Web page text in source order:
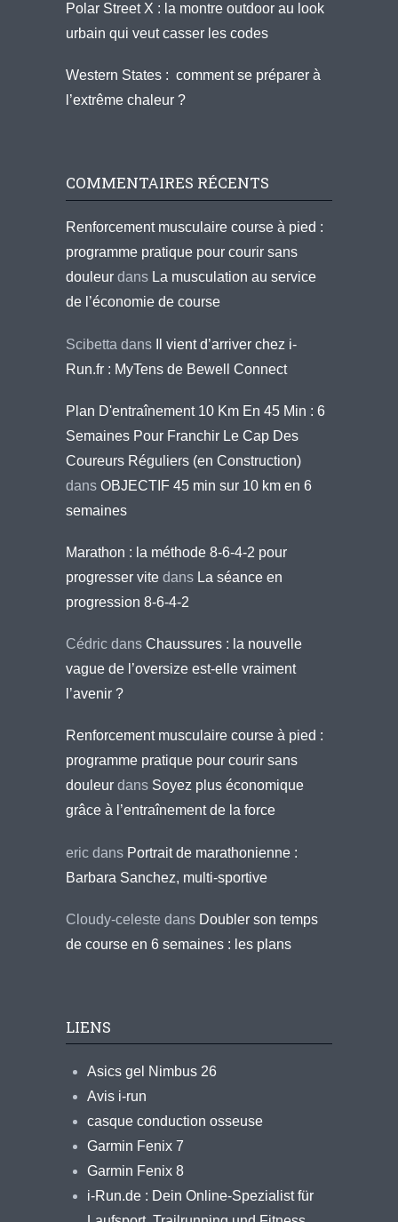
Polar Street X : la montre outdoor au look
urbain qui veut casser les codes
Western States : comment se préparer à
l’extrême chaleur ?
COMMENTAIRES RÉCENTS
Renforcement musculaire course à pied :
programme pratique pour courir sans
douleur dans La musculation au service
de l’économie de course
Scibetta dans
Il vient d’arriver chez i-
Run.fr : MyTens de Bewell Connect
Plan D'entraînement 10 Km En 45 Min : 6
Semaines Pour Franchir Le Cap Des
Coureurs Réguliers (en Construction)
dans OBJECTIF 45 min sur 10 km en 6
semaines
Marathon : la méthode 8-6-4-2 pour
progresser vite dans La séance en
progression 8-6-4-2
Cédric dans Chaussures : la nouvelle
vague de l’oversize est-elle vraiment
l’avenir ?
Renforcement musculaire course à pied :
programme pratique pour courir sans
douleur dans Soyez plus économique
grâce à l’entraînement de la force
eric dans Portrait de marathonienne :
Barbara Sanchez, multi-sportive
Cloudy-celeste dans Doubler son temps
de course en 6 semaines : les plans
LIENS
Asics gel Nimbus 26
Avis i-run
casque conduction osseuse
Garmin Fenix 7
Garmin Fenix 8
i-Run.de : Dein Online-Spezialist für